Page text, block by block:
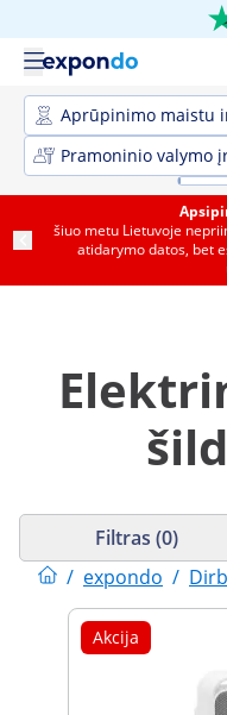
Aprūpinimo maistu
Pramoninio valymo
šiuo metu Lietuvoje
atidarymo datos, bet
/ expondo /
Filtras (0)
Akcija